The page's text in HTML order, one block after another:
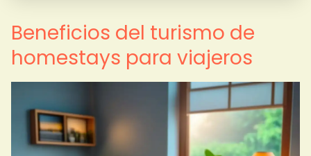
Beneficios del turismo de
homestays para viajeros